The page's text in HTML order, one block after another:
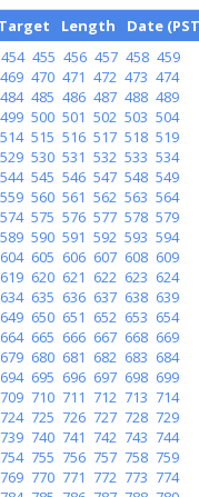
Target Length
Date
454 455 456 457 458 459
469 470 471 472 473 474
484 485 486 487 488 489
499 500 501 502 503 504
514 515 516 517 518 519
529 530 531 532 533 534
544 545 546 547 548 549
559 560 561 562 563 564
574 575 576 577 578 579
589 590 591 592 593 594
604 605 606 607 608 609
619 620 621 622 623 624
634 635 636 637 638 639
649 650 651 652 653 654
664 665 666 667 668 669
679 680 681 682 683 684
694 695 696 697 698 699
709 710 711 712 713 714
724 725 726 727 728 729
739 740 741 742 743 744
754 755 756 757 758 759
769 770 771 772 773 774